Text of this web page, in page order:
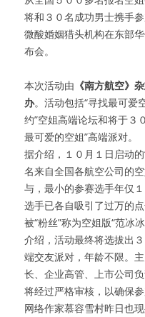
将和３０名成功男士携手
微酸婚姻猎头机构在东部
布会。
本次活动由 《南方航空》
办。活动包括“寻找最可爱
约”空姐高端论坛和将于
最可爱的空姐”高端派对。
据介绍，１０月１日启动
名来自全国各航空公司的
与，最小的参赛选手年仅
选手已各自吸引了过万的
被“粉丝”称为空姐版“范冰
介绍，活动最终将选拔出
端交友派对，年龄不限。
长、企业高管、上市公司
将经过严格审核，以确保参
网络作家慕容雪村昨日也